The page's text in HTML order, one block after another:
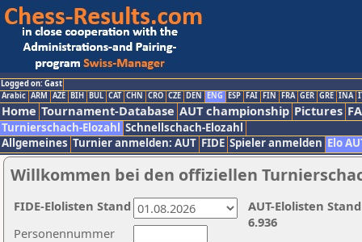
Logged on: Gast
Arabic ARM AZE BIH BUL CAT CHN CRO CZE DEN ENG ESP FAI FIN FRA GER GRE INA
Home Tournament-Database AUT championship Pictures
Turnierschach-Elozahl Schnellschach-Elozahl
Allgemeines Turnier anmelden: AUT FIDE Spieler anmelden Elo
Willkommen bei den offiziellen
Personennummer
AUT-Elolisten
6.936
FIDE-Elolisten Stand